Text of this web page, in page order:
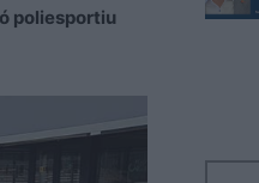
poliesportiu